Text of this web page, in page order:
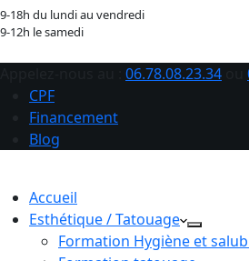
9-18h du lundi au vendredi
9-12h le samedi
06.78.08.23.34
CPF
Financement
Blog
Accueil
Esthétique / Tatouage
Formation Hygiène et